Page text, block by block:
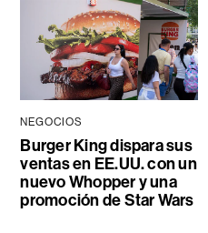
NEGOCIOS
Burger King dispara sus
ventas en EE.UU. con un
nuevo Whopper y una
promoción de Star Wars